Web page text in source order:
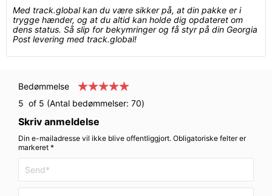
Med track.global kan du være sikker på, at din pakke er i
trygge hænder, og at du altid kan holde dig opdateret om
dens status. Så slip for bekymringer og få styr på din Georgia
Post levering med track.global!
Bedømmelse
5 of 5 (Antal bedømmelser: 70)
Skriv anmeldelse
Din e-mailadresse vil ikke blive offentliggjort. Obligatoriske felter er
markeret *